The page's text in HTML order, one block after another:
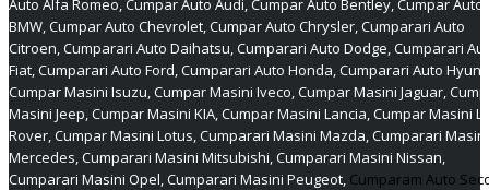
Auto Alfa Romeo, Cumpar Auto Audi, Cumpar Auto Bentley, Cumpar Auto
BMW, Cumpar Auto Chevrolet, Cumpar Auto Chrysler, Cumparari Auto
Citroen, Cumparari Auto Daihatsu, Cumparari Auto Dodge, Cumparari
Fiat, Cumparari Auto Ford, Cumparari Auto Honda, Cumparari Auto
Cumpar Masini Isuzu, Cumpar Masini Iveco, Cumpar Masini Jaguar,
Masini Jeep, Cumpar Masini KIA, Cumpar Masini Lancia, Cumpar Masini
Rover, Cumpar Masini Lotus, Cumparari Masini Mazda, Cumparari Masini
Mercedes, Cumparari Masini Mitsubishi, Cumparari Masini Nissan,
Cumparari Masini Opel, Cumparari Masini Peugeot, Cumparam Auto